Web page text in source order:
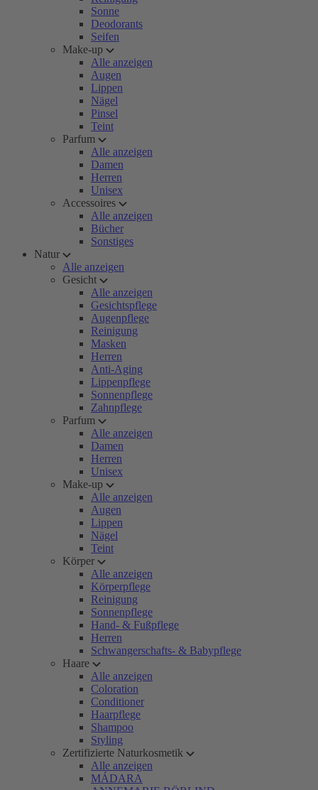
Sonne
Deodorants
Seifen
Make-up
Alle anzeigen
Augen
Lippen
Nägel
Pinsel
Teint
Parfum
Alle anzeigen
Damen
Herren
Unisex
Accessoires
Alle anzeigen
Bücher
Sonstiges
Natur
Alle anzeigen
Gesicht
Alle anzeigen
Gesichtspflege
Augenpflege
Reinigung
Masken
Herren
Anti-Aging
Lippenpflege
Sonnenpflege
Zahnpflege
Parfum
Alle anzeigen
Damen
Herren
Unisex
Make-up
Alle anzeigen
Augen
Lippen
Nägel
Teint
Körper
Alle anzeigen
Körperpflege
Reinigung
Sonnenpflege
Hand- & Fußpflege
Herren
Schwangerschafts- & Babypflege
Haare
Alle anzeigen
Coloration
Conditioner
Haarpflege
Shampoo
Styling
Zertifizierte Naturkosmetik
Alle anzeigen
MÁDARA